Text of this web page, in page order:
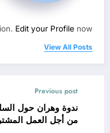
Edit your Profile now.
View All Posts
Previous post
ندوة وهران حول
من أجل العمل